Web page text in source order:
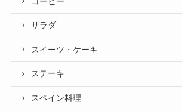
サラダ
スイーツ・ケーキ
ステーキ
スペイン料理